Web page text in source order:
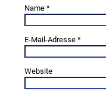
Name *
E-Mail-Adresse *
Website